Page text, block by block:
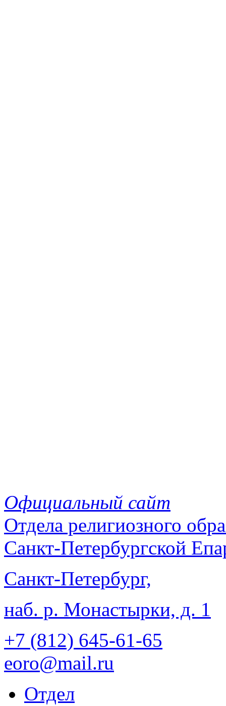
Официальный сайт
Отдела религиозного
Санкт-Петербургской
Санкт-Петербург,
наб. р. Монастырки, д. 1
+7 (812) 645-61-65
eoro@mail.ru
Отдел